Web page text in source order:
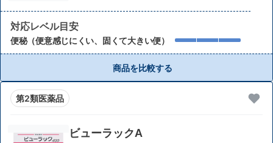
対応レベル目安
便秘（便意感じにくい、固くて大きい便）
商品を比較する
第2類医薬品
ビューラックA